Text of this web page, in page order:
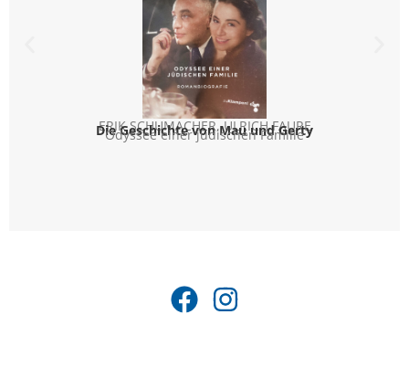
ERIK SCHUMACHER,ULRICH FAURE
Die Geschichte von Mau und Gerty
Odyssee einer jüdischen Familie